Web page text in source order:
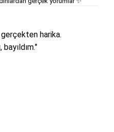
gerçekten harika.